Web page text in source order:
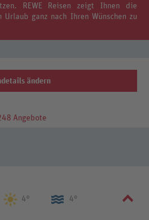
REWE Reisen zeigt Ihnen die
Urlaub ganz nach Ihren Wünschen zu
Angebote
ändern
4° 4°